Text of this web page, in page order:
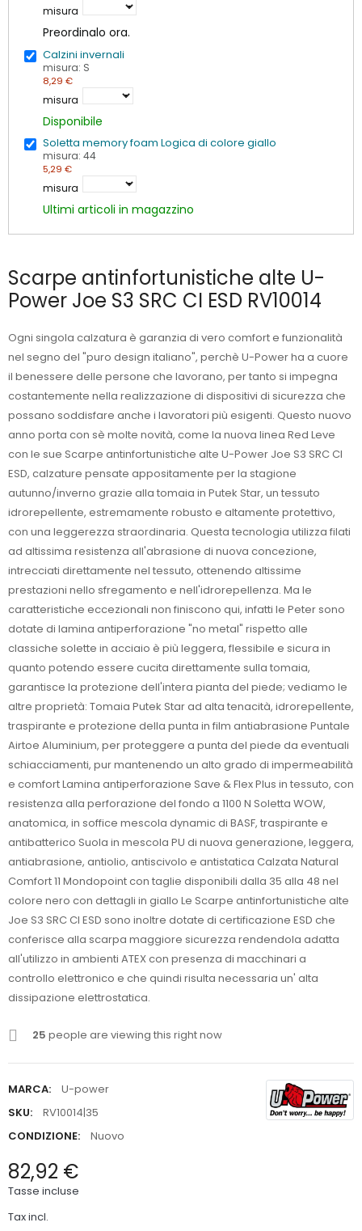
misura
Preordinalo ora.
Calzini invernali
misura: S
8,29 €
misura
Disponibile
Soletta memory foam Logica di colore giallo
misura: 44
5,29 €
misura
Ultimi articoli in magazzino
Scarpe antinfortunistiche alte U-
Power Joe S3 SRC CI ESD RV10014
Ogni singola calzatura è garanzia di vero comfort e funzionalità
nel segno del "puro design italiano", perchè U-Power ha a cuore
il benessere delle persone che lavorano, per tanto si impegna
costantemente nella realizzazione di dispositivi di sicurezza che
possano soddisfare anche i lavoratori più esigenti. Questo nuovo
anno porta con sè molte novità, come la nuova linea Red Leve
con le sue Scarpe antinfortunistiche alte U-Power Joe S3 SRC CI
ESD, calzature pensate appositamente per la stagione
autunno/inverno grazie alla tomaia in Putek Star, un tessuto
idrorepellente, estremamente robusto e altamente protettivo,
con una leggerezza straordinaria. Questa tecnologia utilizza filati
ad altissima resistenza all'abrasione di nuova concezione,
intrecciati direttamente nel tessuto, ottenendo altissime
prestazioni nello sfregamento e nell'idrorepellenza. Ma le
caratteristiche eccezionali non finiscono qui, infatti le Peter sono
dotate di lamina antiperforazione "no metal" rispetto alle
classiche solette in acciaio è più leggera, flessibile e sicura in
quanto potendo essere cucita direttamente sulla tomaia,
garantisce la protezione dell'intera pianta del piede; vediamo le
altre proprietà: Tomaia Putek Star ad alta tenacità, idrorepellente,
traspirante e protezione della punta in film antiabrasione Puntale
Airtoe Aluminium, per proteggere a punta del piede da eventuali
schiacciamenti, pur mantenendo un alto grado di impermeabilità
e comfort Lamina antiperforazione Save & Flex Plus in tessuto, con
resistenza alla perforazione del fondo a 1100 N Soletta WOW,
anatomica, in soffice mescola dynamic di BASF, traspirante e
antibatterico Suola in mescola PU di nuova generazione, leggera,
antiabrasione, antiolio, antiscivolo e antistatica Calzata Natural
Comfort 11 Mondopoint con taglie disponibili dalla 35 alla 48 nel
colore nero con dettagli in giallo Le Scarpe antinfortunistiche alte
Joe S3 SRC CI ESD sono inoltre dotate di certificazione ESD che
conferisce alla scarpa maggiore sicurezza rendendola adatta
all'utilizzo in ambienti ATEX con presenza di macchinari a
controllo elettronico e che quindi risulta necessaria un' alta
dissipazione elettrostatica.
25 people are viewing this right now
MARCA:
U-power
SKU:
RV10014|35
CONDIZIONE:
Nuovo
82,92 €
Tasse incluse
Tax incl.